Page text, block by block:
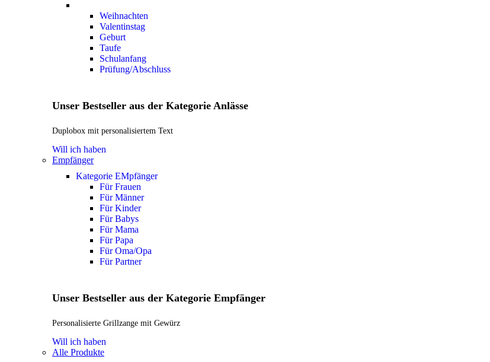
Weihnachten
Valentinstag
Geburt
Taufe
Schulanfang
Prüfung/Abschluss
Unser Bestseller aus der Kategorie Anlässe
Duplobox mit personalisiertem Text
Will ich haben
Empfänger
Kategorie EMpfänger
Für Frauen
Für Männer
Für Kinder
Für Babys
Für Mama
Für Papa
Für Oma/Opa
Für Partner
Unser Bestseller aus der Kategorie Empfänger
Personalisierte Grillzange mit Gewürz
Will ich haben
Alle Produkte